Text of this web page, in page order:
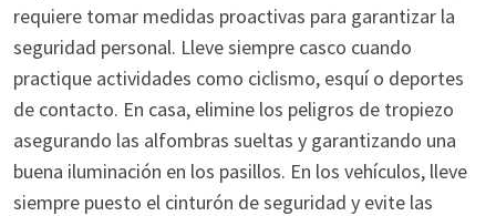
se
puede
prevenir
una
LCT?
requiere tomar medidas proactivas para garantizar la
seguridad personal. Lleve siempre casco cuando
practique actividades como ciclismo, esquí o deportes
de contacto. En casa, elimine los peligros de tropiezo
asegurando las alfombras sueltas y garantizando una
buena iluminación en los pasillos. En los vehículos, lleve
siempre puesto el cinturón de seguridad y evite las